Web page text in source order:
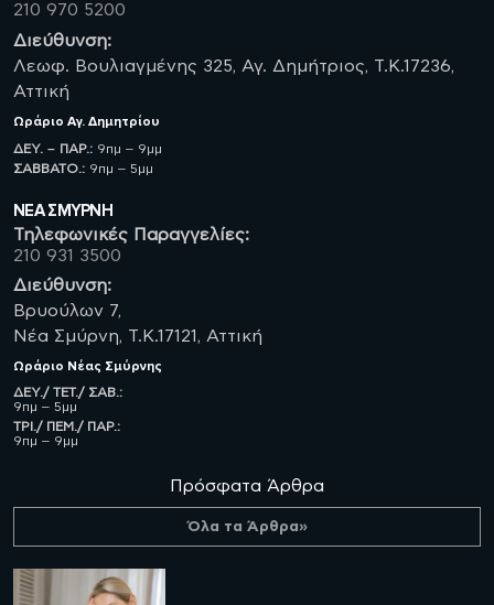
210 970 5200
Διεύθυνση:
Λεωφ. Βουλιαγμένης 325, Αγ. Δημήτριος, Τ.Κ.17236,
Αττική
Ωράριο Αγ. Δημητρίου
ΔΕΥ. – ΠΑΡ.: 9πμ – 9μμ
ΣΑΒBATO.: 9πμ – 5μμ
ΝΈΑ ΣΜΥΡΝΗ
Τηλεφωνικές Παραγγελίες:
210 931 3500
Διεύθυνση:
Βρυούλων 7,
Νέα Σμύρνη, Τ.Κ.17121, Αττική
Ωράριο Νέας Σμύρνης
ΔΕΥ./ ΤΕΤ./ ΣΑΒ.:
9πμ – 5μμ
ΤΡΙ./ ΠΕΜ./ ΠΑΡ.:
9πμ – 9μμ
Πρόσφατα Άρθρα
Όλα τα Άρθρα»